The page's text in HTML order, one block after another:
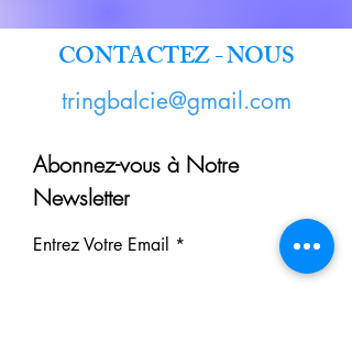
CONTACTEZ - NOUS
tringbalcie@gmail.com
Abonnez-vous à Notre
Newsletter
Entrez Votre Email